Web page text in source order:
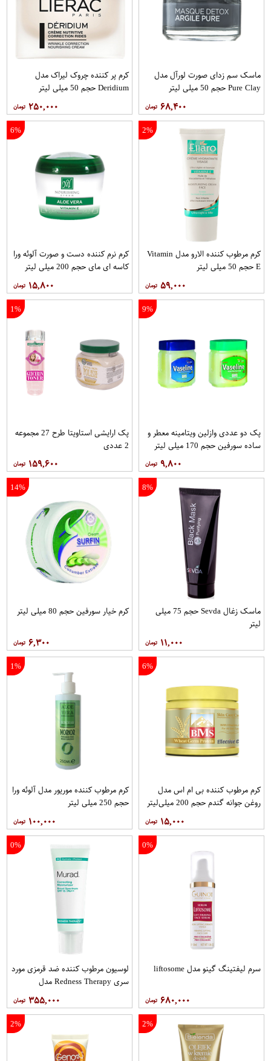
ماسک سم زدای صورت لورآل مدل
Pure Clay حجم 50 میلی لیتر
۶۸,۴۰۰
کرم پر کننده چروک لیراک مدل
Deridium حجم 50 میلی لیتر
۲۵۰,۰۰۰
2%
کرم مرطوب کننده الارو مدل Vitamin
E حجم 50 میلی لیتر
۵۹,۰۰۰
6%
کرم نرم کننده دست و صورت آلوئه ورا
کاسه ای مای حجم 200 میلی لیتر
۱۵,۸۰۰
9%
پک دو عددی وازلین ویتامینه معطر و
ساده سورفین حجم 170 میلی لیتر
۹,۸۰۰
1%
پک ارایشی استاویتا طرح 27 مجموعه
2 عددی
۱۵۹,۶۰۰
8%
ماسک زغال Sevda حجم 75 میلی
لیتر
۱۱,۰۰۰
14%
کرم خیار سورفین حجم 80 میلی لیتر
۶,۳۰۰
6%
کرم مرطوب کننده بی ام اس مدل
روغن جوانه گندم حجم 200 میلی‌لیتر
۱۵,۰۰۰
1%
کرم مرطوب کننده موریور مدل آلوئه ورا
حجم 250 میلی لیتر
۱۰۰,۰۰۰
0%
سرم لیفتینگ گینو مدل liftosome
۶۸۰,۰۰۰
0%
لوسیون مرطوب کننده ضد قرمزی مورد
سری Redness Therapy مدل
Correcting Muisturizer Spf15 حجم
50 میلی لیتر
۳۵۵,۰۰۰
2%
2%